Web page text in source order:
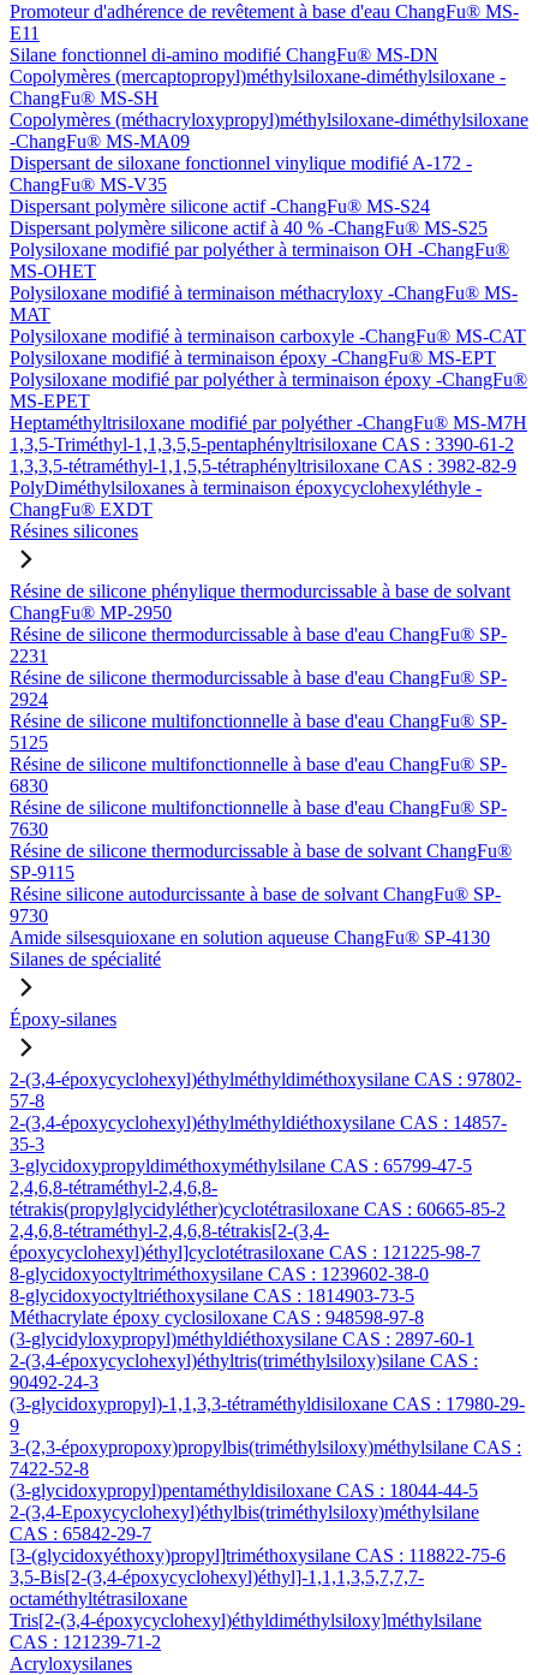
Promoteur d'adhérence de revêtement à base d'eau ChangFu® MS-
E11
Silane fonctionnel di-amino modifié ChangFu® MS-DN
Copolymères (mercaptopropyl)méthylsiloxane-diméthylsiloxane -
ChangFu® MS-SH
Copolymères (méthacryloxypropyl)méthylsiloxane-diméthylsiloxane
-ChangFu® MS-MA09
Dispersant de siloxane fonctionnel vinylique modifié A-172 -
ChangFu® MS-V35
Dispersant polymère silicone actif -ChangFu® MS-S24
Dispersant polymère silicone actif à 40 % -ChangFu® MS-S25
Polysiloxane modifié par polyéther à terminaison OH -ChangFu®
MS-OHET
Polysiloxane modifié à terminaison méthacryloxy -ChangFu® MS-
MAT
Polysiloxane modifié à terminaison carboxyle -ChangFu® MS-CAT
Polysiloxane modifié à terminaison époxy -ChangFu® MS-EPT
Polysiloxane modifié par polyéther à terminaison époxy -ChangFu®
MS-EPET
Heptaméthyltrisiloxane modifié par polyéther -ChangFu® MS-M7H
1,3,5-Triméthyl-1,1,3,5,5-pentaphényltrisiloxane CAS : 3390-61-2
1,3,3,5-tétraméthyl-1,1,5,5-tétraphényltrisiloxane CAS : 3982-82-9
PolyDiméthylsiloxanes à terminaison époxycyclohexyléthyle -
ChangFu® EXDT
Résines silicones
Résine de silicone phénylique thermodurcissable à base de solvant
ChangFu® MP-2950
Résine de silicone thermodurcissable à base d'eau ChangFu® SP-
2231
Résine de silicone thermodurcissable à base d'eau ChangFu® SP-
2924
Résine de silicone multifonctionnelle à base d'eau ChangFu® SP-
5125
Résine de silicone multifonctionnelle à base d'eau ChangFu® SP-
6830
Résine de silicone multifonctionnelle à base d'eau ChangFu® SP-
7630
Résine de silicone thermodurcissable à base de solvant ChangFu®
SP-9115
Résine silicone autodurcissante à base de solvant ChangFu® SP-
9730
Amide silsesquioxane en solution aqueuse ChangFu® SP-4130
Silanes de spécialité
Époxy-silanes
2-(3,4-époxycyclohexyl)éthylméthyldiméthoxysilane CAS : 97802-
57-8
2-(3,4-époxycyclohexyl)éthylméthyldiéthoxysilane CAS : 14857-
35-3
3-glycidoxypropyldiméthoxyméthylsilane CAS : 65799-47-5
2,4,6,8-tétraméthyl-2,4,6,8-
tétrakis(propylglycidyléther)cyclotétrasiloxane CAS : 60665-85-2
2,4,6,8-tétraméthyl-2,4,6,8-tétrakis[2-(3,4-
époxycyclohexyl)éthyl]cyclotétrasiloxane CAS : 121225-98-7
8-glycidoxyoctyltriméthoxysilane CAS : 1239602-38-0
8-glycidoxyoctyltriéthoxysilane CAS : 1814903-73-5
Méthacrylate époxy cyclosiloxane CAS : 948598-97-8
(3-glycidyloxypropyl)méthyldiéthoxysilane CAS : 2897-60-1
2-(3,4-époxycyclohexyl)éthyltris(triméthylsiloxy)silane CAS :
90492-24-3
(3-glycidoxypropyl)-1,1,3,3-tétraméthyldisiloxane CAS : 17980-29-
9
3-(2,3-époxypropoxy)propylbis(triméthylsiloxy)méthylsilane CAS :
7422-52-8
(3-glycidoxypropyl)pentaméthyldisiloxane CAS : 18044-44-5
2-(3,4-Epoxycyclohexyl)éthylbis(triméthylsiloxy)méthylsilane
CAS : 65842-29-7
[3-(glycidoxyéthoxy)propyl]triméthoxysilane CAS : 118822-75-6
3,5-Bis[2-(3,4-époxycyclohexyl)éthyl]-1,1,1,3,5,7,7,7-
octaméthyltétrasiloxane
Tris[2-(3,4-époxycyclohexyl)éthyldiméthylsiloxy]méthylsilane
CAS : 121239-71-2
Acryloxysilanes